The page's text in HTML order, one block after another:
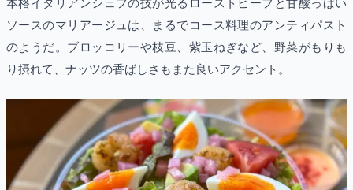
本格イタリアンシェフの技が光るローストビーフと甘酸っぱい
ソースのマリアージュは、まるでコース料理のアンティパスト
のようだ。ブロッコリーや枝豆、紫玉ねぎなど、野菜がもりも
り摂れて、ナッツの香ばしさもまた良いアクセント。